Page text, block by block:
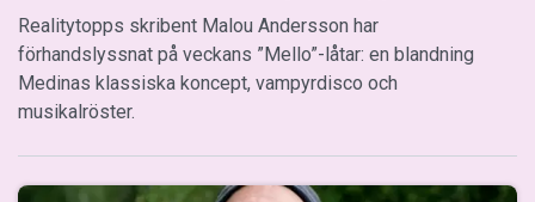
Realitytopps skribent Malou Andersson har
förhandslyssnat på veckans ”Mello”-låtar: en blandning
Medinas klassiska koncept, vampyrdisco och
musikalröster.